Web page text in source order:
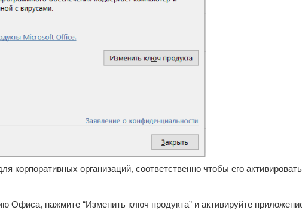
корпоративных организаций, соответственно чтобы его
Офиса, нажмите “Изменить ключ продукта” и активируйте